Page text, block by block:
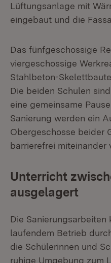
Lüftungsanlage mit
eingebaut und die
Das fünfgeschossige
viergeschossige
Stahlbeton-
Die beiden Schulen
eine gemeinsame
Sanierung werden ein
Obergeschosse beider
barrierefrei miteinander
Unterricht
ausgelagert
Die Sanierungsarbeiten
laufendem Betrieb
die Schülerinnen und
ruhige Umgebung zum